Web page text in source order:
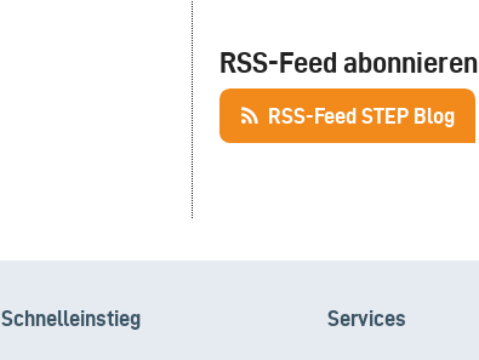
RSS-Feed abonnieren
RSS-Feed STEP Blog
Schnelleinstieg Services